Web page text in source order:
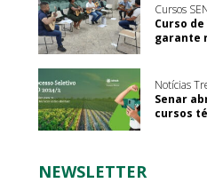
Cursos
Curso
garante
Notícias
Senar
cursos
NEWSLETTER